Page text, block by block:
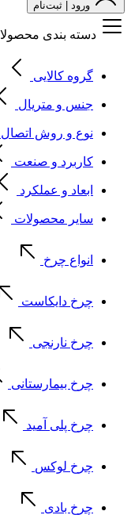
ورود | ثبت‌نام
دسته بندی
گروه کالایی
جنس و متریال
نوع و روش اتصال
کاربرد و صنعت
ابعاد و عملکرد
سایر محصولات
انواع چرخ
چرخ دایکاست
چرخ نارنجی
چرخ بیمارستانی
چرخ پلی آمید
چرخ لوکس
چرخ بادی